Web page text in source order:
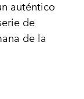
auténtico
de
de la